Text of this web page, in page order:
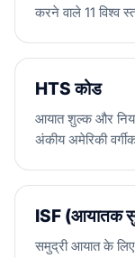
करने वाले 11 विश्व
HTS कोड
आयात शुल्क और
अंकीय अमेरिकी
ISF (आयातक
समुद्री आयात के लिए